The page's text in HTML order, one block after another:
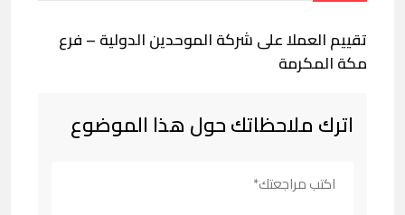
تقييم العملا على شركة الموحدين الدولية – فرع
مكة المكرمة
اترك ملاحظاتك حول هذا الموضوع